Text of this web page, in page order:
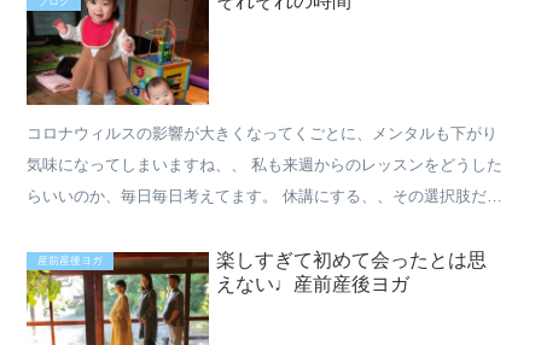
コロナウィルスの影響が大きくなってくごとに、メンタルも下がり
気味になってしまいますね、、 私も来週からのレッスンをどうした
らいいのか、毎日毎日考えてます。 休講にする、、 その選択肢だけ
産前産後ヨガ
楽しすぎて初めて会ったとは思
えない♩産前産後ヨガ